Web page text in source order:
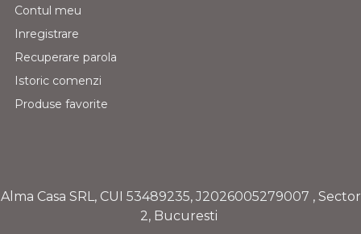
Contul meu
Inregistrare
Recuperare parola
Istoric comenzi
Produse favorite
Alma Casa SRL, CUI 53489235, J2026005279007 , Sector
2, Bucuresti